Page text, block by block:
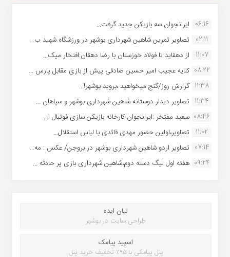
06:16 ایرانجوان سه بازیکن جدید گرفت...
02:11
تصاویر تمرین شاهین شهردارى بوشهر در ورزشگاه شهید ب...
11:07
از دهقاید تا فولاد خوزستان با رضا دهقان:افتخار میک...
08:22 کنایه عجیب امیر حسین صادقی پیش از بازی مقابل پارس ...
11:38 گزارش روز/گنج میخواهید ،بروید بوشهر!...
11:34 تصاویر دیدار دوستانه شاهین شهردارى بوشهر و سپاهان ...
08:46 سعید مفتخر :ایرانجوان کارخانه بازیکن سازی فوتبال ا...
11:02
تصاویر،اولین حضور مهدی قائدی با لباس استقلال...
07:14 تصاویر اردو شاهین شهرداری بوشهر در بروجن/ عکس : مه...
09:24 هفته اول لیگ دسته دوم،شاهین شهرداری بازی پر حادثه ...
لیان ایده
طراحی سایت در بوشهر
اسپید پیامک
پنل پیامکی با ۹۵٪ تخفیف خرید پنل